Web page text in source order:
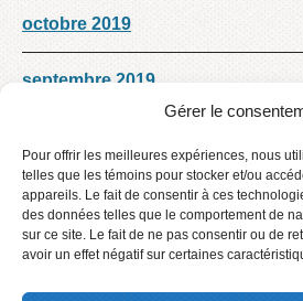
Gérer le
Pour offrir les meilleures expériences, nous
telles que les témoins pour stocker et/ou
appareils. Le fait de consentir à ces
des données telles que le comportement de
sur ce site. Le fait de ne pas consentir ou de
avoir un effet négatif sur certaines
octobre 2019
septembre 2019
mars 2019
Décembre 2018